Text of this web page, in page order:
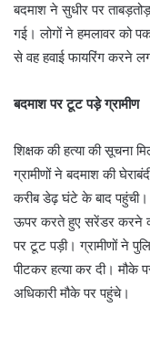
बदमाश ने सुधीर पर
गई। लोगों ने हमलावर को
से वह हवाई फायरिंग करने
बदमाश पर टूट पड़े ग्रामीण
शिक्षक की हत्या की सूचना
ग्रामीणों ने बदमाश की
करीब डेढ़ घंटे के बाद
ऊपर करते हुए सरेंडर करने
पर टूट पड़ी। ग्रामीणों ने
पीटकर हत्या कर दी। मौके
अधिकारी मौके पर पहुंचे।